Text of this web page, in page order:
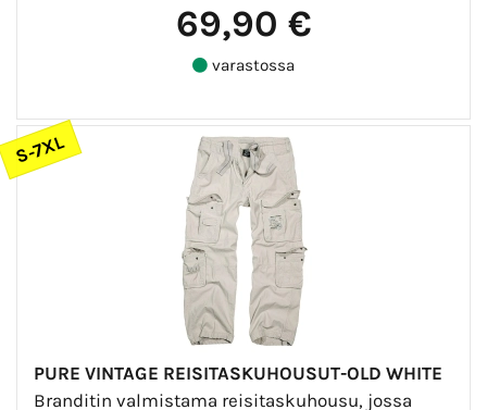
69,90 €
varastossa
S-7XL
PURE VINTAGE REISITASKUHOUSUT-OLD WHITE
Branditin valmistama reisitaskuhousu, jossa